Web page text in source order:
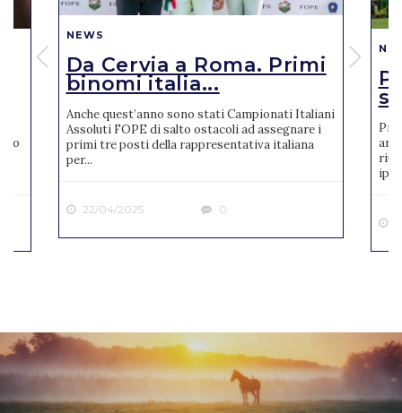
NEWS
Da Cervia a Roma. Primi
binomi italia...
Anche quest’anno sono stati Campionati Italiani
Assoluti FOPE di salto ostacoli ad assegnare i
primi tre posti della rappresentativa italiana
per...
22/04/2025 0